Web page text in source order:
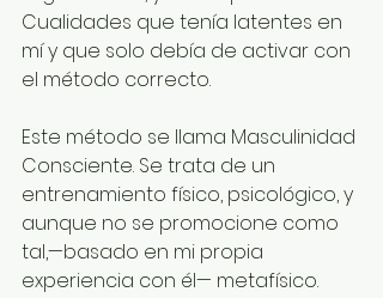
Cualidades que tenía latentes en
mí y que solo debía de activar con
el método correcto.
Este método se llama Masculinidad
Consciente. Se trata de un
entrenamiento físico, psicológico, y
aunque no se promocione como
tal,—basado en mi propia
experiencia con él— metafísico.